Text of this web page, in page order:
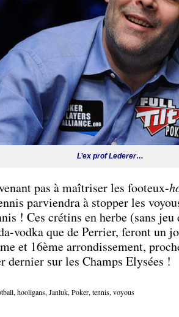
L’ex prof Lederer…
pas à maîtriser les footeux-
parviendra à stopper les
! Ces crétins en herbe (sans
vodka que de Perrier, feront un
et 16ème arrondissement,
dernier sur les Champs Elysées !
, hooligans, Janluk, Poker, tennis, voyous